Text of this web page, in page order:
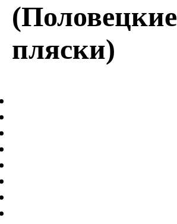
(Половецкие
пляски)